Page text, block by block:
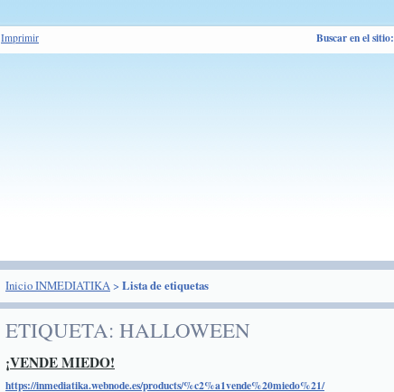
Inicio INMEDIATIKA> Lista de etiquetas
ETIQUETA: HALLOWEEN
¡VENDE MIEDO!
https://inmediatika.webnode.es/products/%c2%a1vende%20miedo%21/
Imprimir Buscar en el sitio: